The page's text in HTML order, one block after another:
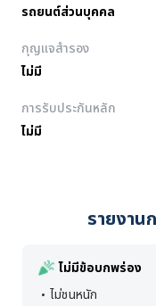
รถยนต์ส่วนบุคคล
กุญแจสำรอง
ไม่มี
การรับประกันหลัก
ไม่มี
รายงาน
ไม่มีข้อบกพร่อง
ไม่ชนหนัก